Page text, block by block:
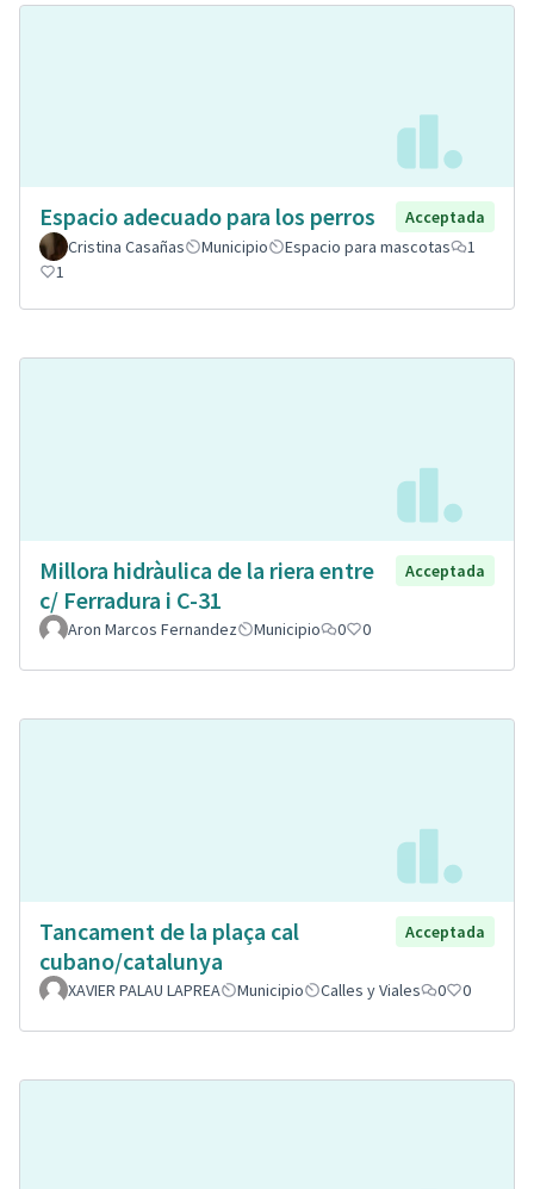
Espacio adecuado para los perros
Acceptada
Cristina Casañas
Municipio Espacio para mascotas
1
1
Millora hidràulica de la riera entre
c/ Ferradura i C-31
Acceptada
Aron Marcos Fernandez Municipio 0 0
Tancament de la plaça cal
cubano/catalunya
Acceptada
XAVIER PALAU LAPREA Municipio Calles y Viales 0 0